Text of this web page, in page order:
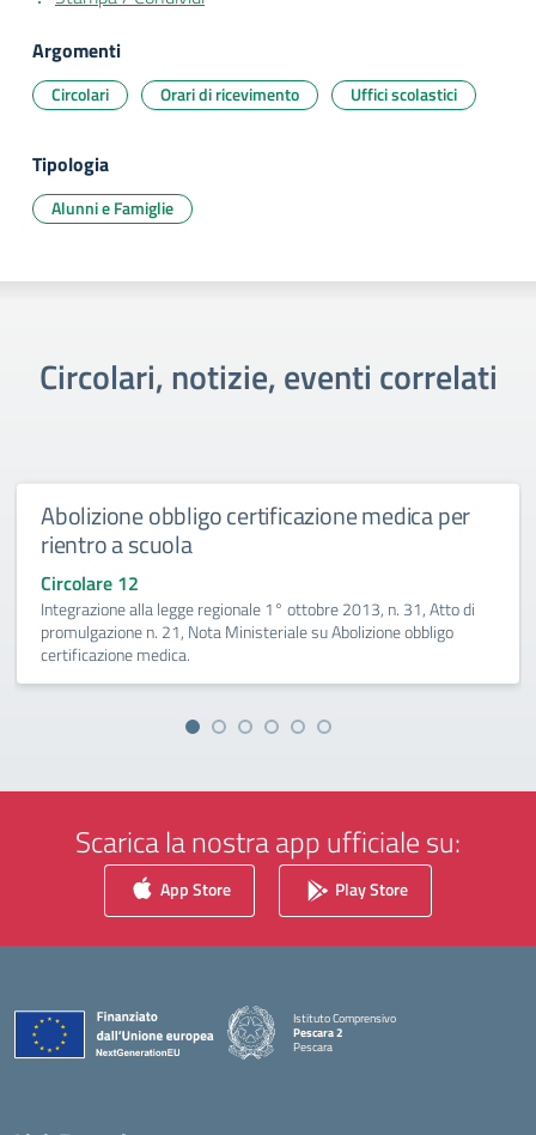
Argomenti
Circolari Orari di ricevimento Uffici scolastici
Tipologia
Alunni e Famiglie
Circolari, notizie, eventi correlati
Abolizione obbligo certificazione medica per
rientro a scuola
Circolare 12
Integrazione alla legge regionale 1° ottobre 2013, n. 31, Atto di
promulgazione n. 21, Nota Ministeriale su Abolizione obbligo
certificazione medica.
Scarica la nostra app ufficiale su:
App Store Play Store
Istituto Comprensivo
Pescara 2
Pescara